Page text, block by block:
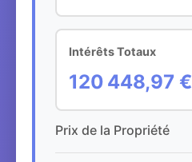
Intérêts Totaux
120 448,97 €
Prix de la Propriété